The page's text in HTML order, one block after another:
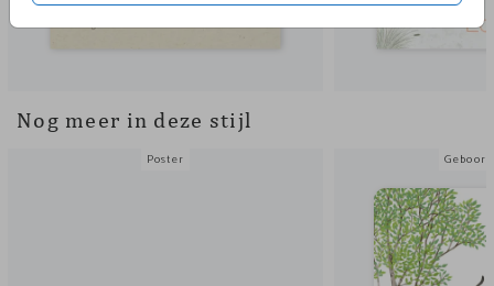
Nog meer in deze stijl
Poster